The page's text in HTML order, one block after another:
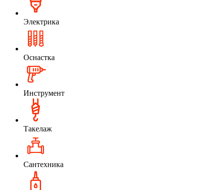
Электрика
Оснастка
Инструмент
Такелаж
Сантехника